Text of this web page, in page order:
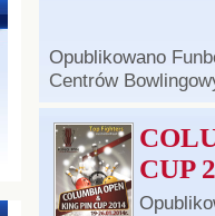
Opublikowano
Centrów
CUP